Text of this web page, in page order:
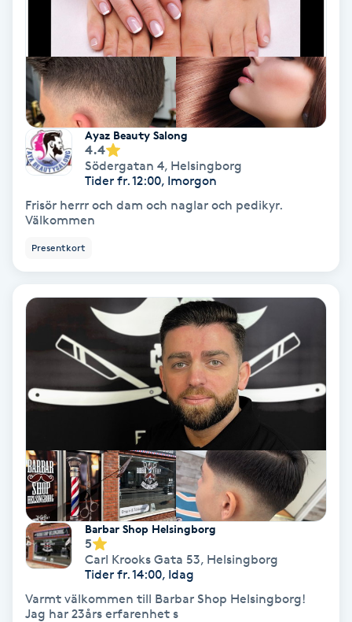
Föning
Gel naglar
Gelenaglar
Gellack
Gravidmassage
Gravidyoga
Gruppträning
Hatha Yoga
Headspa
Ayaz Beauty Salong
4.4
Södergatan 4, Helsingborg
Tider fr. 12:00, Imorgon
Frisör herrr och dam och naglar och pedikyr.
Välkommen
Presentkort
Barbar Shop Helsingborg
5
Carl Krooks Gata 53, Helsingborg
Tider fr. 14:00, Idag
Varmt välkommen till Barbar Shop Helsingborg!
Jag har 23års erfarenhet s